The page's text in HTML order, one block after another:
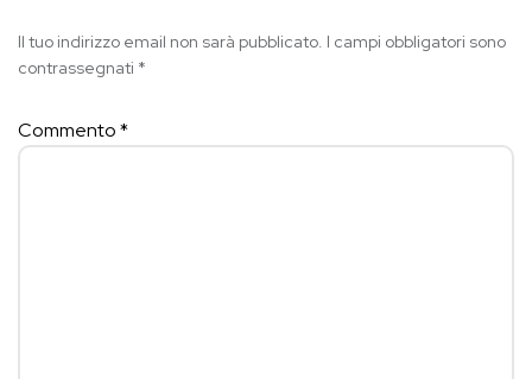
Il tuo indirizzo email non sarà pubblicato. I campi obbligatori sono
contrassegnati *
Commento*